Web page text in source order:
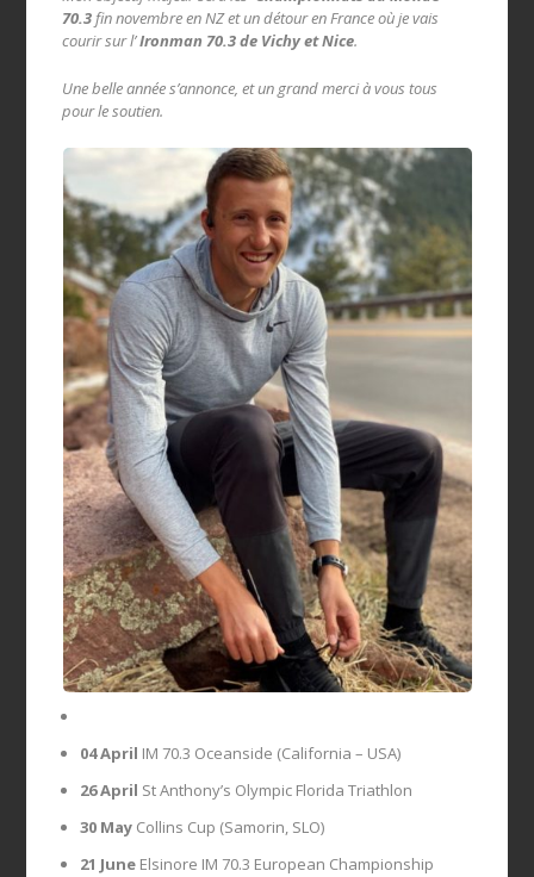
70.3fin novembre en NZ et un détour en France où je vais
courir sur l’Ironman 70.3 de Vichy et Nice.
Une belle année s’annonce, et un grand merci à vous tous
pour le soutien.
04 April IM 70.3 Oceanside (California – USA)
26 April St Anthony’s Olympic Florida Triathlon
30 May Collins Cup (Samorin, SLO)
21 June Elsinore IM 70.3 European Championship